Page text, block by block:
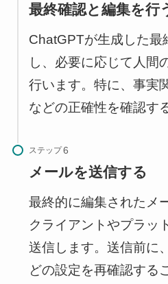
最終確認と編集を行
ChatGPTが生成した最
し、必要に応じて人間
行います。特に、事実
などの正確性を確認す
ステップ
メールを送信する
最終的に編集されたメ
クライアントやプラッ
送信します。送信前に
どの設定を再確認する